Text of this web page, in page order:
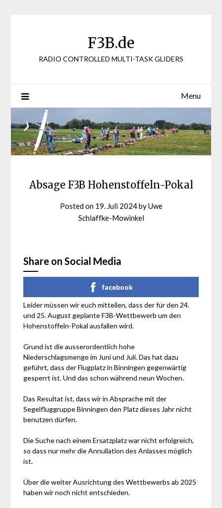
F3B.de
RADIO CONTROLLED MULTI-TASK GLIDERS
Menu
Absage F3B Hohenstoffeln-Pokal
Posted on 19. Juli 2024byUwe
Schlaffke-Mowinkel
Share on Social Media
facebook
Leider müssen wir euch mitteilen, dass der für den 24.
und 25. August geplante F3B-Wettbewerb um den
Hohenstoffeln-Pokal ausfallen wird.
Grund ist die ausserordentlich hohe
Niederschlagsmenge im Juni und Juli. Das hat dazu
geführt, dass der Flugplatz in Binningen gegenwärtig
gesperrt ist. Und das schon während neun Wochen.
Das Resultat ist, dass wir in Absprache mit der
Segelfluggruppe Binningen den Platz dieses Jahr nicht
benutzen dürfen.
Die Suche nach einem Ersatzplatz war nicht erfolgreich,
so dass nur mehr die Annullation des Anlasses möglich
ist.
Über die weiter Ausrichtung des Wettbewerbs ab 2025
haben wir noch nicht entschieden.